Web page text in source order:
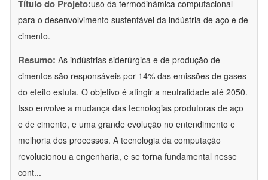
Título do Projeto:uso da termodinâmica computacional
para o desenvolvimento sustentável da indústria de aço e de
cimento.
Resumo: As indústrias siderúrgica e de produção de
cimentos são responsáveis por 14% das emissões de gases
do efeito estufa. O objetivo é atingir a neutralidade até 2050.
Isso envolve a mudança das tecnologias produtoras de aço
e de cimento, e uma grande evolução no entendimento e
melhoria dos processos. A tecnologia da computação
revolucionou a engenharia, e se torna fundamental nesse
cont...